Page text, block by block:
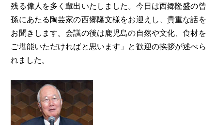
残る偉人を多く輩出いたしました。今日は西郷隆盛の曾
孫にあたる陶芸家の西郷隆文様をお迎えし、貴重な話を
お聞きします。会議の後は鹿児島の自然や文化、食材を
ご堪能いただければと思います」と歓迎の挨拶が述べら
れました。